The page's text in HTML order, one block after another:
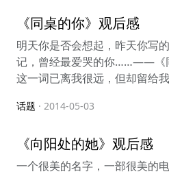
《同桌的你》观后感
明天你是否会想起，昨天你写
记，曾经最爱哭的你……——《
这一词已离我很远，但却留给
话题 · 2014-05-03
《向阳处的她》观后感
一个很美的名字，一部很美的